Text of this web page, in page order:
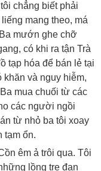
chẳng biết phải
mang theo, má
mướn ghe chỡ
có khi ra tận Trà
tạp hóa để bán lẻ tại
khăn và nguy hiễm,
mua chuối từ các
các người ngồi
từ nhỏ ba tôi xoay
tạm ổn.
êm ả trôi qua. Tôi
lồng tre đan